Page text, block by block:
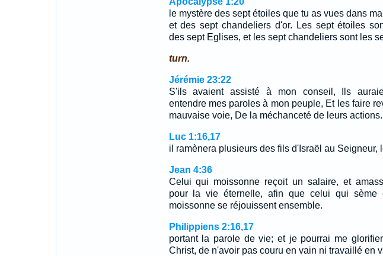
le mystère des sept étoiles que tu as vues dans
et des sept chandeliers d'or. Les sept étoiles
des sept Eglises, et les sept chandeliers sont les
turn.
Jérémie 23:22
S'ils avaient assisté à mon conseil, Ils
entendre mes paroles à mon peuple, Et les faire
mauvaise voie, De la méchanceté de leurs actions.
Luc 1:16,17
il ramènera plusieurs des fils d'Israël au
Jean 4:36
Celui qui moissonne reçoit un salaire, et
pour la vie éternelle, afin que celui qui sème
moissonne se réjouissent ensemble.
Philippiens 2:16,17
portant la parole de vie; et je pourrai me
Christ, de n'avoir pas couru en vain ni travaillé en